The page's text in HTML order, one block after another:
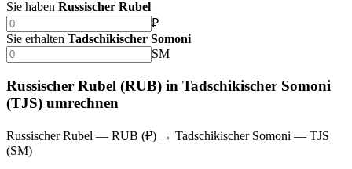
Sie haben Russischer Rubel
₽
Sie erhalten Tadschikischer Somoni
SM
Russischer Rubel (RUB) in Tadschikischer Somoni
(TJS) umrechnen
Russischer Rubel — RUB (₽) → Tadschikischer Somoni — TJS
(SM)